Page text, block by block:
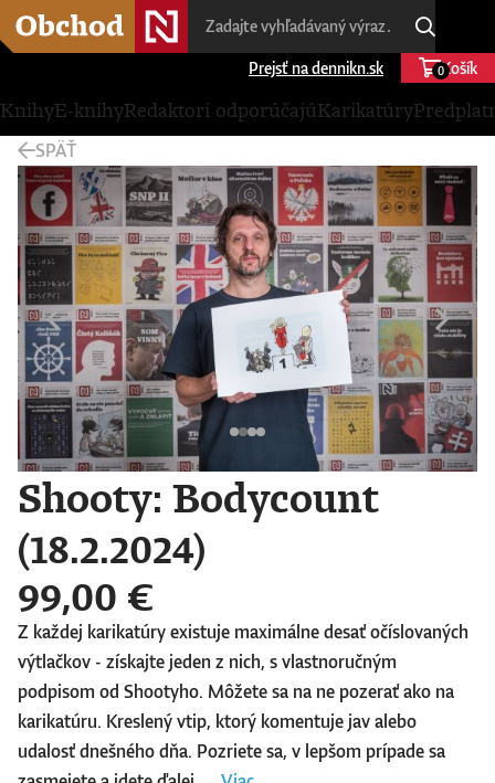
Prejsť na dennikn.sk Košík
0
KnihyE-knihyRedaktori odporúčajúKarikatúry
SPÄŤ
Shooty: Bodycount
(18.2.2024)
99,00 €
Z každej karikatúry existuje maximálne desať očíslovaných
výtlačkov - získajte jeden z nich, s vlastnoručným
podpisom od Shootyho. Môžete sa na ne pozerať ako na
karikatúru. Kreslený vtip, ktorý komentuje jav alebo
udalosť dnešného dňa. Pozriete sa, v lepšom prípade sa